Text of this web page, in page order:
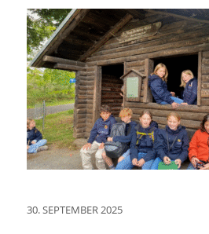
30. SEPTEMBER 2025